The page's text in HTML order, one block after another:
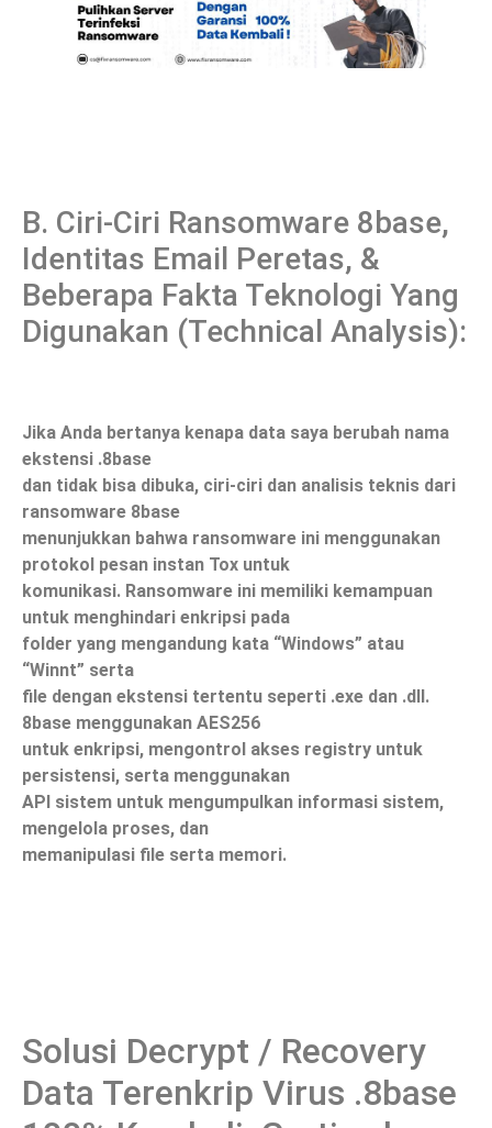
B. Ciri-Ciri Ransomware 8base,
Identitas Email Peretas, &
Beberapa Fakta Teknologi Yang
Digunakan (Technical Analysis):
Jika Anda bertanya kenapa data saya berubah nama
ekstensi .8base
dan tidak bisa dibuka, ciri-ciri dan analisis teknis dari
ransomware 8base
menunjukkan bahwa ransomware ini menggunakan
protokol pesan instan Tox untuk
komunikasi. Ransomware ini memiliki kemampuan
untuk menghindari enkripsi pada
folder yang mengandung kata “Windows” atau
“Winnt” serta
file dengan ekstensi tertentu seperti .exe dan .dll.
8base menggunakan AES256
untuk enkripsi, mengontrol akses registry untuk
persistensi, serta menggunakan
API sistem untuk mengumpulkan informasi sistem,
mengelola proses, dan
memanipulasi file serta memori.
Solusi Decrypt / Recovery
Data Terenkrip Virus .8base